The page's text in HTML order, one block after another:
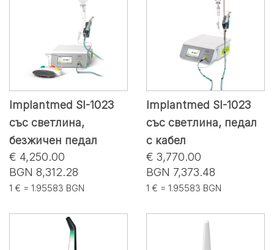
Implantmed SI-1023
със светлина,
безжичен педал
€ 4,250.00
BGN 8,312.28
1 € = 1.95583 BGN
Implantmed SI-1023
със светлина, педал
с кабел
€ 3,770.00
BGN 7,373.48
1 € = 1.95583 BGN